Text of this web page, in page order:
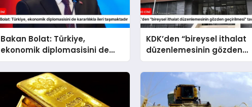
Bakan Bolat: Türkiye,
ekonomik diplomasisini de
kararlılıkla ileri taşımaktadır
KDK’den “bireysel ithalat
düzenlemesinin gözden
geçirilmesi” tavsiyesi